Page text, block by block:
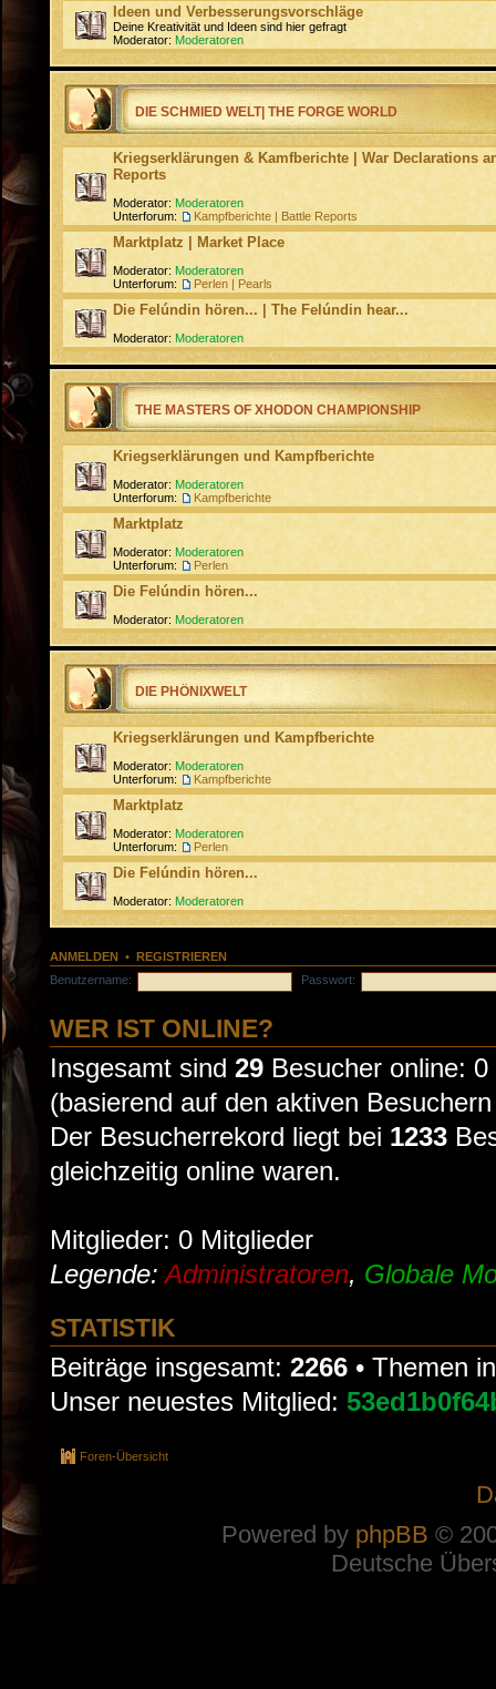
Ideen und Verbesserungsvorschläge
Deine Kreativität und Ideen sind hier gefragt
Moderator: Moderatoren
DIE SCHMIED WELT| THE FORGE WORLD
Kriegserklärungen & Kamfberichte | War Declarations
Reports
Moderator: Moderatoren
Unterforum:
Kampfberichte | Battle Reports
Marktplatz | Market Place
Moderator: Moderatoren
Unterforum:
Perlen | Pearls
Die Felúndin hören... | The Felúndin hear...
Moderator: Moderatoren
THE MASTERS OF XHODON CHAMPIONSHIP
Kriegserklärungen und Kampfberichte
Moderator: Moderatoren
Unterforum:
Kampfberichte
Marktplatz
Moderator: Moderatoren
Unterforum:
Perlen
Die Felúndin hören...
Moderator: Moderatoren
DIE PHÖNIXWELT
Kriegserklärungen und Kampfberichte
Moderator: Moderatoren
Unterforum:
Kampfberichte
Marktplatz
Moderator: Moderatoren
Unterforum:
Perlen
Die Felúndin hören...
Moderator: Moderatoren
ANMELDEN • REGISTRIEREN
Benutzername:
Passwort:
WER IST ONLINE?
Insgesamt sind 29 Besucher online:
(basierend auf den aktiven
Der Besucherrekord liegt bei 1233
gleichzeitig online waren.
Mitglieder: 0 Mitglieder
Legende:Administratoren, Globale
STATISTIK
Beiträge insgesamt: 2266 • Themen
Unser neuestes Mitglied:
Foren-Übersicht
Powered by phpBB ©
Deutsche